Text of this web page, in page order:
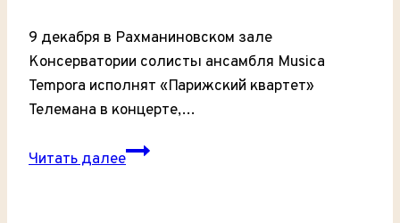
9 декабря в Рахманиновском зале
Консерватории солисты ансамбля Musica
Tempora исполнят «Парижский квартет»
Телемана в концерте,…
Читать далее
Концерты